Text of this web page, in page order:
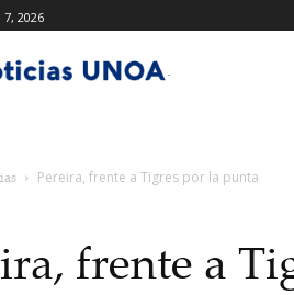
2026
Pereira, frente a Tigres por la punta
frente a